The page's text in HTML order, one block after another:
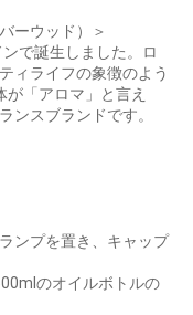
ーウッド）＞
で誕生しました。ロ
ィライフの象徴のよう
「アロマ」と言え
ンスブランドです。
ンプを置き、キャップ
のオイルボトルの